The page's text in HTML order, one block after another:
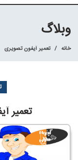
وبلاگ
خانه تعمیر آیفون تصویری
تعمیر